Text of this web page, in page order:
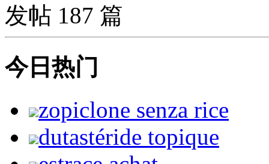
发帖 187 篇
今日热门
zopiclone senza rice
dutastéride topique